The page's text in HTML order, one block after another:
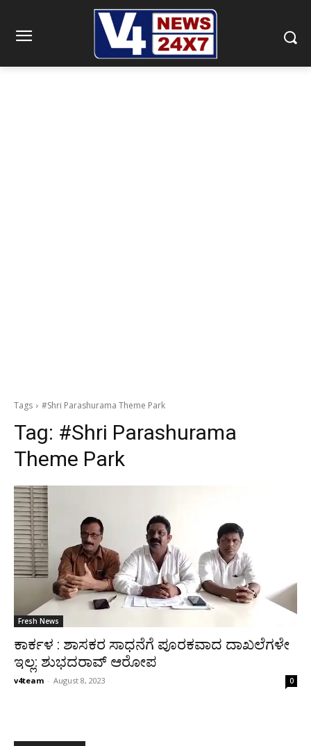
Tags #Shri Parashurama Theme Park
Tag: #Shri Parashurama
Theme Park
Fresh News
ಕಾರ್ಕಳ : ಶಾಸಕರ ಸಾಧನೆಗೆ ಪೂರಕವಾದ ದಾಖಲೆಗಳೇ
ಇಲ್ಲ: ಶುಭದರಾವ್ ಆರೋಪ
v4team - August 8, 2023 0